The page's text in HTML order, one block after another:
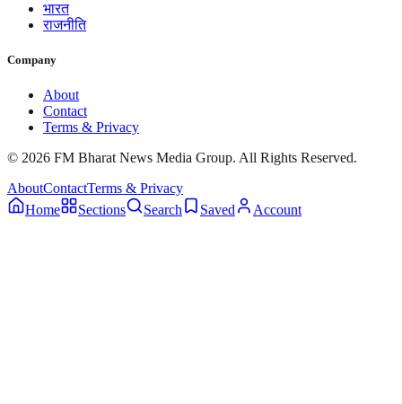
भारत
राजनीति
Company
About
Contact
Terms & Privacy
© 2026 FM Bharat News Media Group. All Rights Reserved.
AboutContactTerms & Privacy
Home
Sections Search Saved Account